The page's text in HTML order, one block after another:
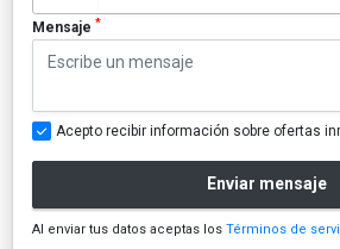
Mensaje *
Acepto recibir información sobre ofertas
Enviar mensaje
Al enviar tus datos aceptas los Términos de